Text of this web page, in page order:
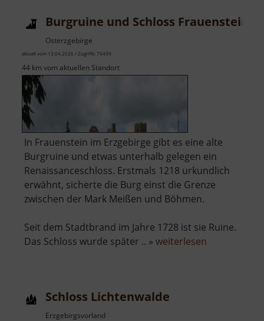
Burgruine und Schloss Frauenstein
Osterzgebirge
aktuell vom 13.04.2026 / Zugriffe: 70439
44 km vom aktuellen Standort
In Frauenstein im Erzgebirge gibt es eine alte
Burgruine und etwas unterhalb gelegen ein
Renaissanceschloss. Erstmals 1218 urkundlich
erwähnt, sicherte die Burg einst die Grenze
zwischen der Mark Meißen und Böhmen.
Seit dem Stadtbrand im Jahre 1728 ist sie Ruine.
Das Schloss wurde später .. » weiterlesen
Schloss Lichtenwalde
Erzgebirgsvorland